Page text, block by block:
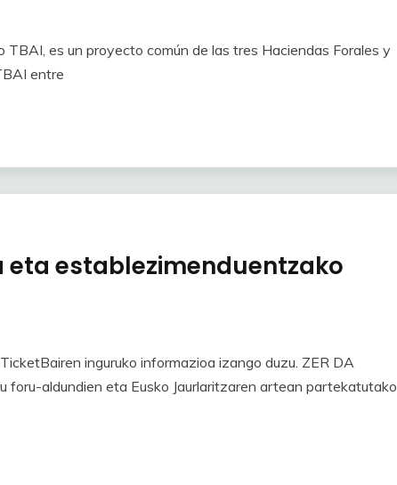
TBAI, es un proyecto común de las tres Haciendas Forales y
entre
eta establezimenduentzako
inguruko informazioa izango duzu. ZER DA
foru-aldundien eta Eusko Jaurlaritzaren artean partekatutako